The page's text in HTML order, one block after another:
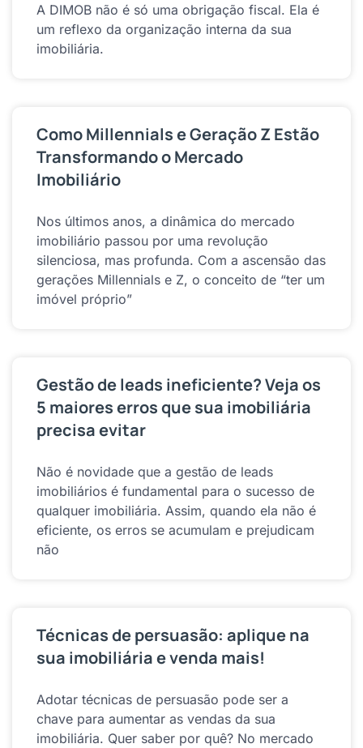
A DIMOB não é só uma obrigação fiscal. Ela é
um reflexo da organização interna da sua
imobiliária.
Como Millennials e Geração Z Estão
Transformando o Mercado
Imobiliário
Nos últimos anos, a dinâmica do mercado
imobiliário passou por uma revolução
silenciosa, mas profunda. Com a ascensão das
gerações Millennials e Z, o conceito de “ter um
imóvel próprio”
Gestão de leads ineficiente? Veja os
5 maiores erros que sua imobiliária
precisa evitar
Não é novidade que a gestão de leads
imobiliários é fundamental para o sucesso de
qualquer imobiliária. Assim, quando ela não é
eficiente, os erros se acumulam e prejudicam
não
Técnicas de persuasão: aplique na
sua imobiliária e venda mais!
Adotar técnicas de persuasão pode ser a
chave para aumentar as vendas da sua
imobiliária. Quer saber por quê? No mercado